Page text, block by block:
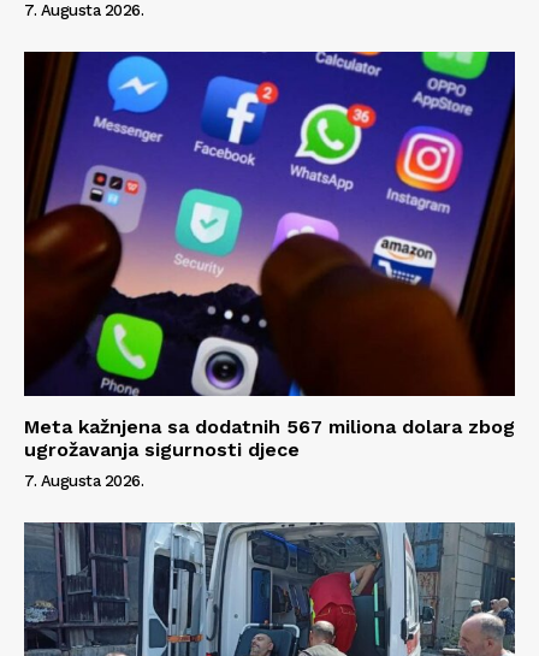
7. Augusta 2026.
Meta kažnjena sa dodatnih 567 miliona dolara zbog
ugrožavanja sigurnosti djece
7. Augusta 2026.